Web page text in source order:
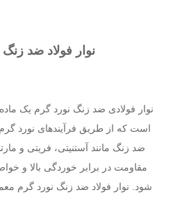
نوار فولاد ضد
نوار فولادی ضد زنگ نورد گرم یک
است که از طریق فرآیندهای نورد گرم
ضد زنگ مانند آستنیتی، فریتی و
مقاومت در برابر خوردگی بالا و
شود. نوار فولاد ضد زنگ نورد گرم